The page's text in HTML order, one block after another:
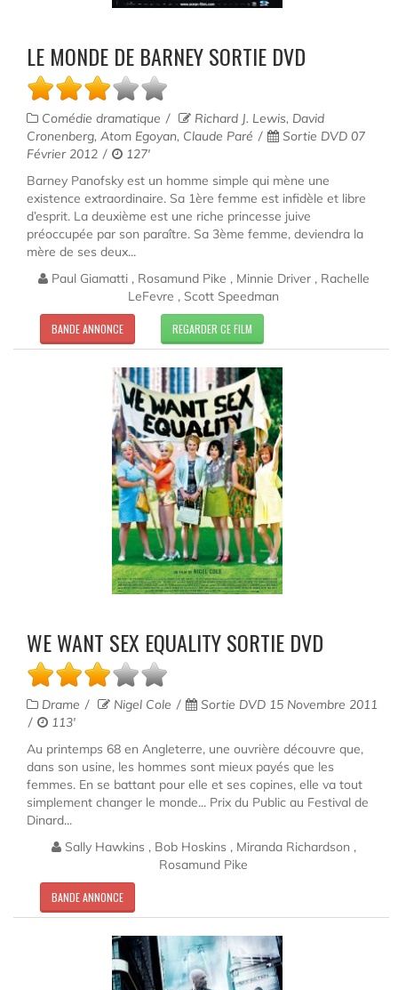
LE MONDE DE BARNEY SORTIE DVD
Comédie dramatique
Richard J. Lewis, David
Cronenberg, Atom Egoyan, Claude Paré
Sortie DVD 07
Février 2012
127'
Barney Panofsky est un homme simple qui mène une
existence extraordinaire. Sa 1ère femme est infidèle et libre
d’esprit. La deuxième est une riche princesse juive
préoccupée par son paraître. Sa 3ème femme, deviendra la
mère de ses deux...
Paul Giamatti , Rosamund Pike , Minnie Driver , Rachelle
LeFevre , Scott Speedman
BANDE ANNONCE REGARDER CE FILM
WE WANT SEX EQUALITY SORTIE DVD
Drame Nigel Cole
Sortie DVD 15 Novembre 2011
113'
Au printemps 68 en Angleterre, une ouvrière découvre que,
dans son usine, les hommes sont mieux payés que les
femmes. En se battant pour elle et ses copines, elle va tout
simplement changer le monde... Prix du Public au Festival de
Dinard...
Sally Hawkins , Bob Hoskins , Miranda Richardson ,
Rosamund Pike
BANDE ANNONCE